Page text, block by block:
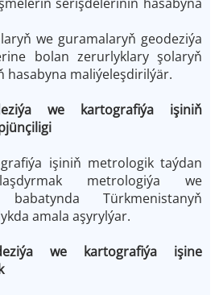
we guramalaryň geodeziýa
bolan zerurlyklary şolaryň
hasabyna maliýeleşdirilýär.
we kartografiýa işiniň
işiniň metrologik taýdan
metrologiýa we
babatynda Türkmenistanyň
amala aşyrylýar.
we kartografiýa işine